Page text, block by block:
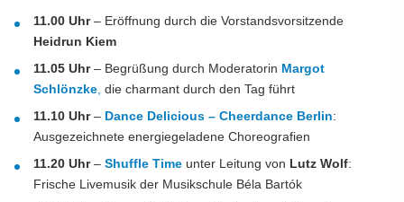
11.00 Uhr– Eröffnung durch die Vorstandsvorsitzende
Heidrun Kiem
11.05 Uhr– Begrüßung durch Moderatorin Margot
Schlönzke die charmant durch den Tag führt
11.10 Uhr– Dance Delicious – Cheerdance Berlin:
Ausgezeichnete energiegeladene Choreografien
11.20 Uhr– Shuffle Time unter Leitung von Lutz Wolf:
Frische Livemusik der Musikschule Béla Bartók